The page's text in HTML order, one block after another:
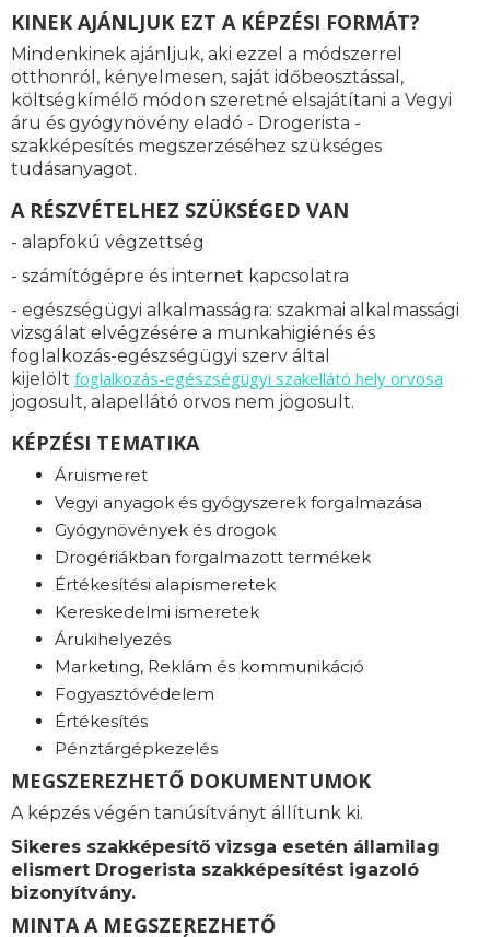
KINEK AJÁNLJUK EZT A KÉPZÉSI FORMÁT?
Mindenkinek ajánljuk, aki ezzel a módszerrel
otthonról, kényelmesen, saját időbeosztással,
költségkímélő módon szeretné elsajátítani a Vegyi
áru és gyógynövény eladó - Drogerista -
szakképesítés megszerzéséhez szükséges
tudásanyagot.
A RÉSZVÉTELHEZ SZÜKSÉGED VAN
- alapfokú végzettség
- számítógépre és internet kapcsolatra
- egészségügyi alkalmasságra: szakmai alkalmassági
vizsgálat elvégzésére a munkahigiénés és
foglalkozás-egészségügyi szerv által
kijelölt foglalkozás-egészségügyi szakellátó hely orvosa
jogosult, alapellátó orvos nem jogosult.
KÉPZÉSI TEMATIKA
Áruismeret
Vegyi anyagok és gyógyszerek forgalmazása
Gyógynövények és drogok
Drogériákban forgalmazott termékek
Értékesítési alapismeretek
Kereskedelmi ismeretek
Árukihelyezés
Marketing, Reklám és kommunikáció
Fogyasztóvédelem
Értékesítés
Pénztárgépkezelés
MEGSZEREZHETŐ DOKUMENTUMOK
A képzés végén tanúsítványt állítunk ki.
Sikeres szakképesítő vizsga esetén államilag
elismert Drogerista szakképesítést igazoló
bizonyítvány.
MINTA A MEGSZEREZHETŐ